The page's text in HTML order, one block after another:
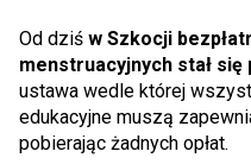
Od dziś w Szkocji
menstruacyjnych stał się
ustawa wedle której
edukacyjne muszą
pobierając żadnych opłat.